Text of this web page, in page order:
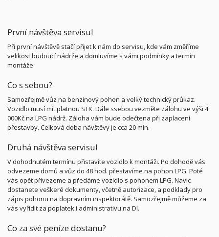
První návštěva servisu!
Při první návštěvě stačí přijet k nám do servisu, kde vám změříme
velikost budoucí nádrže a domluvíme s vámi podmínky a termín
montáže.
Co s sebou?
Samozřejmě vůz na benzinový pohon a velký technický průkaz.
Vozidlo musí mít platnou STK. Dále ssebou vezměte zálohu ve výši 4
000Kč na LPG nádrž. Záloha vám bude odečtena při zaplacení
přestavby. Celková doba návštěvy je cca 20 min.
Druhá návštěva servisu!
V dohodnutém termínu přistavíte vozidlo k montáži. Po dohodě vás
odvezeme domů a vůz do 48 hod. přestavíme na pohon LPG. Poté
vás opět přivezeme a předáme vozidlo s pohonem LPG. Navíc
dostanete veškeré dokumenty, včetně autorizace, a podklady pro
zápis pohonu na dopravním inspektorátě. Samozřejmě můžeme za
vás vyřídit za poplatek i administrativu na DI.
Co za své peníze dostanu?